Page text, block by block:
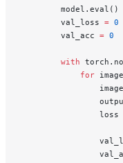
        model.eval()
        val_loss
= 0
        val_acc
= 0
        with
            for
                loss